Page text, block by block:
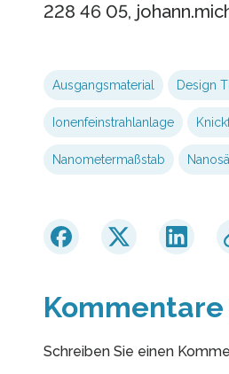
228 46 05,
Ausgangsmaterial Design
Ionenfeinstrahlanlage
Nanometermaßstab
Kommentare
Schreiben Sie einen